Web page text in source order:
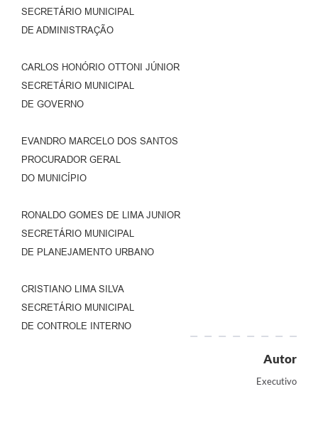
SECRETÁRIO MUNICIPAL
DE ADMINISTRAÇÃO
CARLOS HONÓRIO OTTONI JÚNIOR
SECRETÁRIO MUNICIPAL
DE GOVERNO
EVANDRO MARCELO DOS SANTOS
PROCURADOR GERAL
DO MUNICÍPIO
RONALDO GOMES DE LIMA JUNIOR
SECRETÁRIO MUNICIPAL
DE PLANEJAMENTO URBANO
CRISTIANO LIMA SILVA
SECRETÁRIO MUNICIPAL
DE CONTROLE INTERNO
Autor
Executivo